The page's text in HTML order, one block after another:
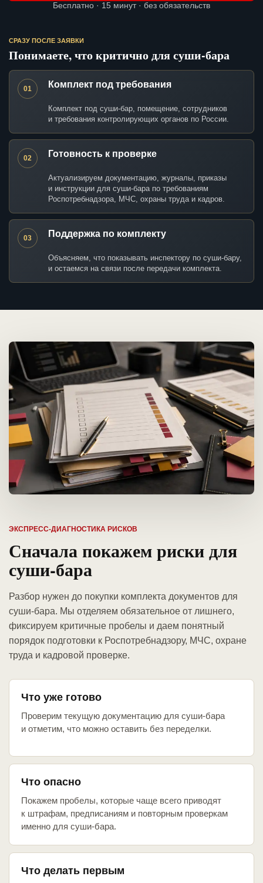
Бесплатно · 15 минут · без обязательств
СРАЗУ ПОСЛЕ ЗАЯВКИ
Понимаете, что критично для суши-бара
01 Комплект под требования
Комплект под суши-бар, помещение, сотрудников
и требования контролирующих органов по России.
02 Готовность к проверке
Актуализируем документацию, журналы, приказы
и инструкции для суши-бара по требованиям
Роспотребнадзора, МЧС, охраны труда и кадров.
03 Поддержка по комплекту
Объясняем, что показывать инспектору по суши-бару,
и остаемся на связи после передачи комплекта.
ЭКСПРЕСС-ДИАГНОСТИКА РИСКОВ
Сначала покажем риски для
суши-бара
Разбор нужен до покупки комплекта документов для
суши-бара. Мы отделяем обязательное от лишнего,
фиксируем критичные пробелы и даем понятный
порядок подготовки к Роспотребнадзору, МЧС, охране
труда и кадровой проверке.
Что уже готово
Проверим текущую документацию для суши-бара
и отметим, что можно оставить без переделки.
Что опасно
Покажем пробелы, которые чаще всего приводят
к штрафам, предписаниям и повторным проверкам
именно для суши-бара.
Что делать первым